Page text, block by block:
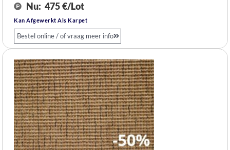
Nu: 475 €/Lot
Kan Afgewerkt Als Karpet
Bestel online / of vraag meer info